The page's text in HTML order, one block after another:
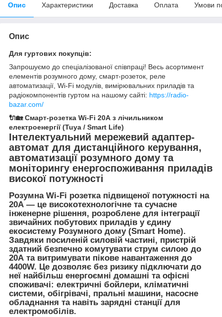
Опис Характеристики Доставка Оплата Умови
Опис
Для гуртових покупців:
Запрошуємо до спеціалізованої співпраці! Весь асортимент
елементів розумного дому, смарт-розеток, реле
автоматизації, Wi-Fi модулів, вимірювальних приладів та
радіокомпонентів гуртом на нашому сайті: https://radio-
bazar.com/
🔌🏡 Смарт-розетка Wi-Fi 20А з лічильником
електроенергії (Tuya / Smart Life)
Інтелектуальний мережевий адаптер-
автомат для дистанційного керування,
автоматизації розумного дому та
моніторингу енергоспоживання приладів
високої потужності
Розумна Wi-Fi розетка підвищеної потужності на
20А — це високотехнологічне та сучасне
інженерне рішення, розроблене для інтеграції
звичайних побутових приладів у єдину
екосистему Розумного дому (Smart Home).
Завдяки посиленій силовій частині, пристрій
здатний безпечно комутувати струм силою до
20А та витримувати пікове навантаження до
4400W. Це дозволяє без ризику підключати до
неї найбільш енергоємні домашні та офісні
споживачі: електричні бойлери, кліматичні
системи, обігрівачі, пральні машини, насосне
обладнання та навіть зарядні станції для
електромобілів.